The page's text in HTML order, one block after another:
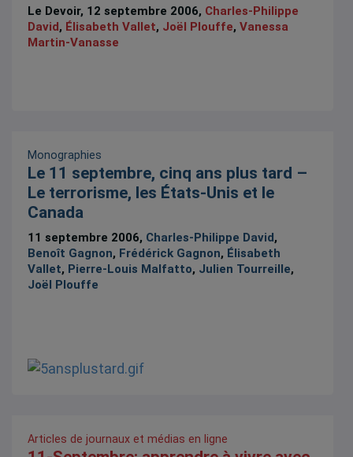
Le Devoir, 12 septembre 2006, Charles-Philippe
David, Élisabeth Vallet, Joël Plouffe,Vanessa
Martin-Vanasse
Monographies
Le 11 septembre, cinq ans plus tard –
Le terrorisme, les États-Unis et le
Canada
11 septembre 2006, Charles-Philippe David,
Benoît Gagnon, Frédérick Gagnon, Élisabeth
Vallet, Pierre-Louis Malfatto, Julien Tourreille,
Joël Plouffe
Articles de journaux et médias en ligne